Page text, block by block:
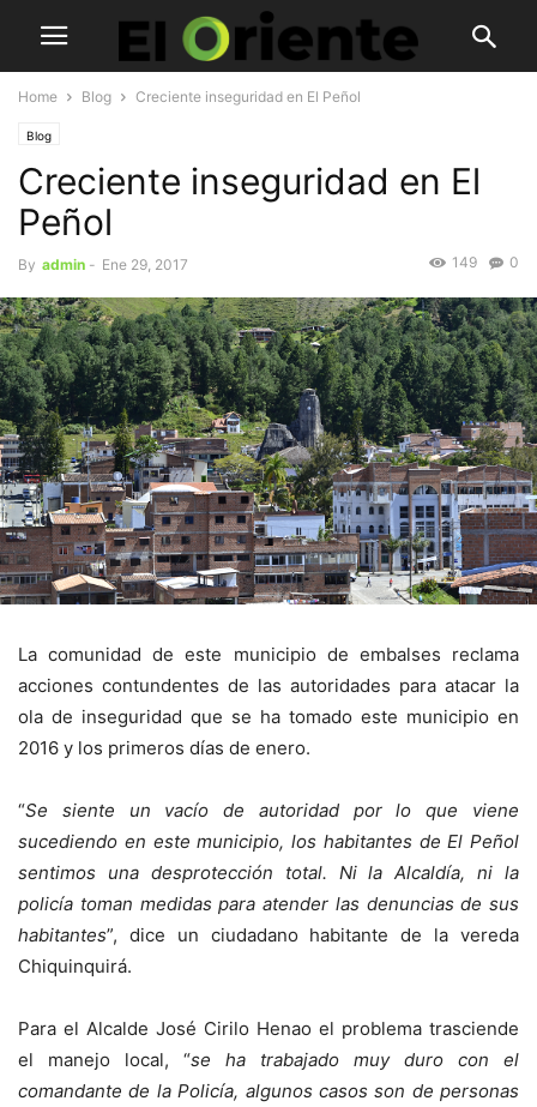
Home Blog Creciente inseguridad en El Peñol
Blog
Creciente inseguridad en El
Peñol
By admin - Ene 29, 2017 0
149
La comunidad de este municipio de embalses reclama
acciones contundentes de las autoridades para atacar la
ola de inseguridad que se ha tomado este municipio en
2016 y los primeros días de enero.
“Se siente un vacío de autoridad por lo que viene
sucediendo en este municipio, los habitantes de El Peñol
sentimos una desprotección total. Ni la Alcaldía, ni la
policía toman medidas para atender las denuncias de sus
habitantes”, dice un ciudadano habitante de la vereda
Chiquinquirá.
Para el Alcalde José Cirilo Henao el problema trasciende
el manejo local, “se ha trabajado muy duro con el
comandante de la Policía, algunos casos son de personas